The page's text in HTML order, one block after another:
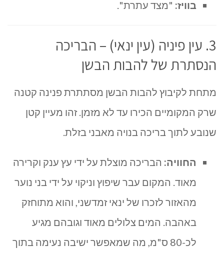
בוויז: "מצד עתרת".
3. עין פיניה (עין ינאי) – הבריכה
הנסתרת של להבות הבשן
מתחת לקיבוץ להבות הבשן מסתתרת פנינה קטנה
שרק המקומיים הכירו עד לא מזמן. זהו מעיין קטן
שנובע לתוך בריכה בנויה מאבני בזלת.
החוויה: הבריכה מוצלת על ידי עץ ענק וקרירה
מאוד. המקום עבר שיפוץ וניקוי על ידי בני נוער
מהאזור לזכרו של ינאי זמדשני, והוא מתוחזק
באהבה. המים צלולים מאוד וגובהם מגיע
לכ-80 ס"מ, מה שמאפשר ישיבה נעימה בתוך